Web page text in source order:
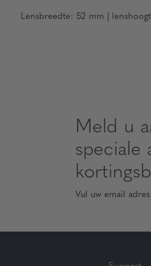
Lensbreedte: 52 mm |
Meld u
speciale
Vul uw email